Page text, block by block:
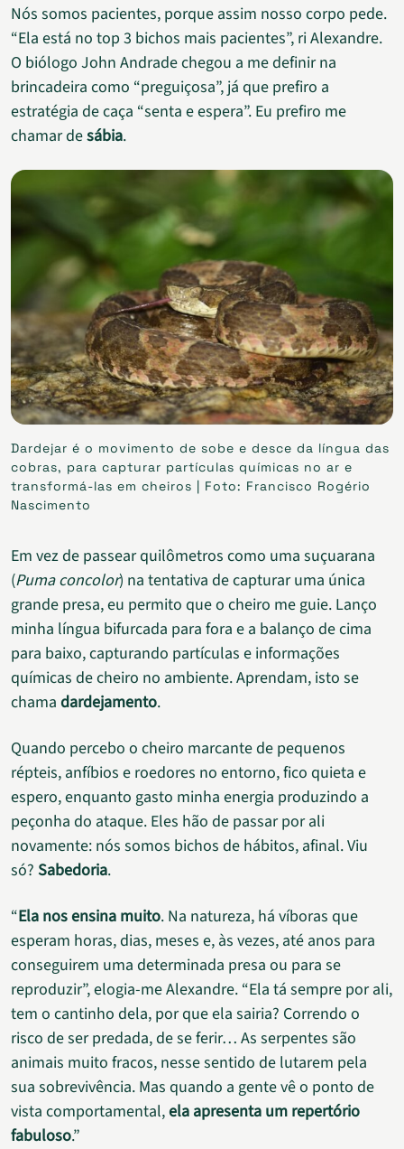
Nós somos pacientes, porque assim nosso corpo pede.
“Ela está no top 3 bichos mais pacientes”, ri Alexandre.
O biólogo John Andrade chegou a me definir na
brincadeira como “preguiçosa”, já que prefiro a
estratégia de caça “senta e espera”. Eu prefiro me
chamar desábia.
Dardejar é o movimento de sobe e desce da língua das
cobras, para capturar partículas químicas no ar e
transformá-las em cheiros | Foto: Francisco Rogério
Nascimento
Em vez de passear quilômetros como uma suçuarana
(Puma concolor) na tentativa de capturar uma única
grande presa, eu permito que o cheiro me guie. Lanço
minha língua bifurcada para fora e a balanço de cima
para baixo, capturando partículas e informações
químicas de cheiro no ambiente. Aprendam, isto se
chama dardejamento.
Quando percebo o cheiro marcante de pequenos
répteis, anfíbios e roedores no entorno, fico quieta e
espero, enquanto gasto minha energia produzindo a
peçonha do ataque. Eles hão de passar por ali
novamente: nós somos bichos de hábitos, afinal. Viu
só? Sabedoria.
“Ela nos ensina muito. Na natureza, há víboras que
esperam horas, dias, meses e, às vezes, até anos para
conseguirem uma determinada presa ou para se
reproduzir”, elogia-me Alexandre. “Ela tá sempre por ali,
tem o cantinho dela, por que ela sairia? Correndo o
risco de ser predada, de se ferir… As serpentes são
animais muito fracos, nesse sentido de lutarem pela
sua sobrevivência. Mas quando a gente vê o ponto de
vista comportamental,ela apresenta um repertório
fabuloso.”